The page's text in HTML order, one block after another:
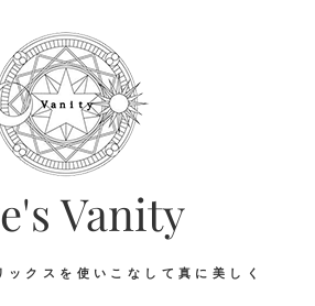
Vanity
ックスを使いこなして真に美しく